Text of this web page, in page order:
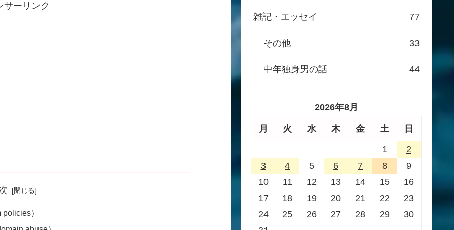
サーリンク
）
雑記・エッセイ 77
その他 33
中年独身男の話 44
2026年8月
月 火 水 木 金 土 日
1
2
3
4 5 6 7 8
9
10
11 12 13 14 15
16
17
18 19 20 21 22
23
24
25 26 27 28 29
30